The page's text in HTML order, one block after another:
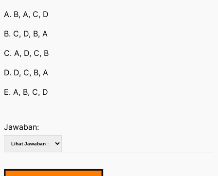
A. B, A, C, D
B. C, D, B, A
C. A, D, C, B
D. D, C, B, A
E. A, B, C, D
Jawaban: